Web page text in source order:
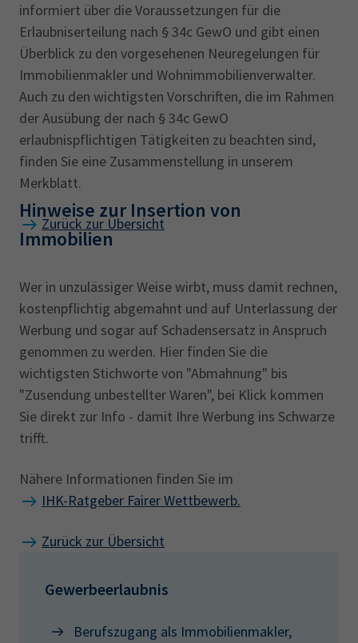
informiert über die Voraussetzungen für die
Erlaubniserteilung nach § 34c GewO und gibt einen
Überblick zu den vorgesehenen Neuregelungen für
Immobilienmakler und Wohnimmobilienverwalter.
Auch zu den wichtigsten Vorschriften, die im Rahmen
der Ausübung der nach § 34c GewO
erlaubnispflichtigen Tätigkeiten zu beachten sind,
finden Sie eine Zusammenstellung in unserem
Merkblatt.
Zurück zur Übersicht
Hinweise zur Insertion von
Immobilien
Wer in unzulässiger Weise wirbt, muss damit rechnen,
kostenpflichtig abgemahnt und auf Unterlassung der
Werbung und sogar auf Schadensersatz in Anspruch
genommen zu werden. Hier finden Sie die
wichtigsten Stichworte von "Abmahnung" bis
"Zusendung unbestellter Waren", bei Klick kommen
Sie direkt zur Info - damit Ihre Werbung ins Schwarze
trifft.
Nähere Informationen finden Sie im
IHK-Ratgeber Fairer Wettbewerb.
Zurück zur Übersicht
Gewerbeerlaubnis
Berufszugang als Immobilienmakler,